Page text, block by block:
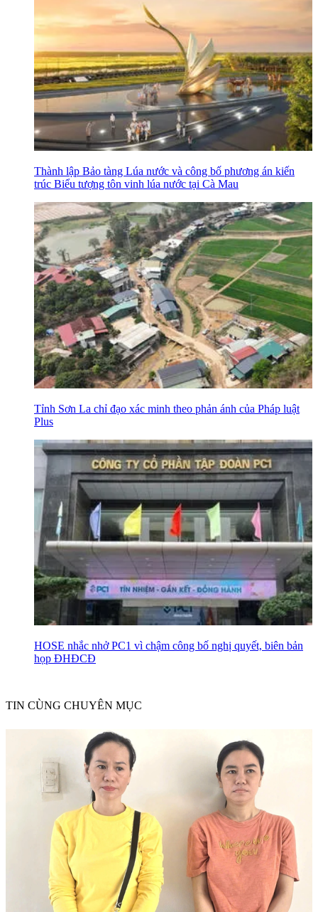
Thành lập Bảo tàng Lúa nước và công bố phương án kiến
trúc Biểu tượng tôn vinh lúa nước tại Cà Mau
Tỉnh Sơn La chỉ đạo xác minh theo phản ánh của Pháp luật
Plus
HOSE nhắc nhở PC1 vì chậm công bố nghị quyết, biên bản
họp ĐHĐCĐ
TIN CÙNG CHUYÊN MỤC